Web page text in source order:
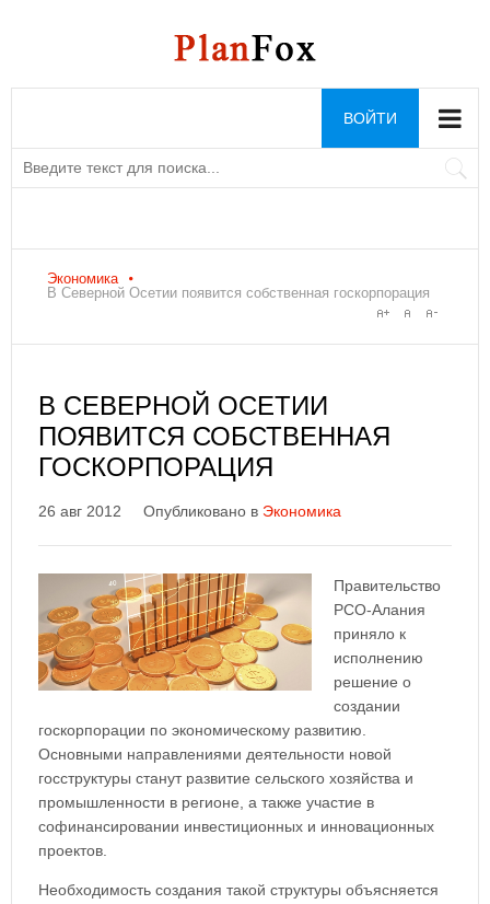
ВОЙТИ
Экономика
В Северной Осетии появится собственная госкорпорация
В СЕВЕРНОЙ ОСЕТИИ
ПОЯВИТСЯ СОБСТВЕННАЯ
ГОСКОРПОРАЦИЯ
26 авг 2012 Опубликовано в Экономика
Правительство
РСО-Алания
приняло к
исполнению
решение о
создании
госкорпорации по экономическому развитию.
Основными направлениями деятельности новой
госструктуры станут развитие сельского хозяйства и
промышленности в регионе, а также участие в
софинансировании инвестиционных и инновационных
проектов.
Необходимость создания такой структуры объясняется